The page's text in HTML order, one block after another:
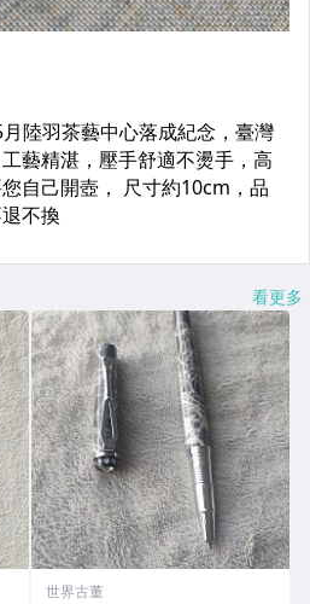
看更多
世界古董